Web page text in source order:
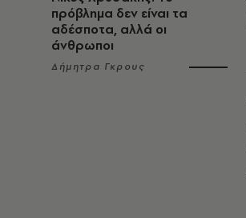
πρόβλημα δεν είναι τα
αδέσποτα, αλλά οι
άνθρωποι
Δήμητρα Γκρους